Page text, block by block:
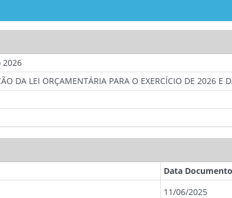
2026
DA LEI ORÇAMENTÁRIA PARA O EXERCÍCIO DE 2026 E
Data Documento
11/06/2025